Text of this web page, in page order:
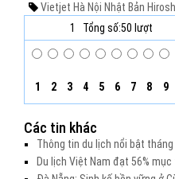
Vietjet Hà Nội Nhật Bản
1
Tổng số:50 lượt
1 2 3 4 5 6 7 8 9
Các tin khác
Thông tin du lịch nổi bật
Du lịch Việt Nam đạt 56%